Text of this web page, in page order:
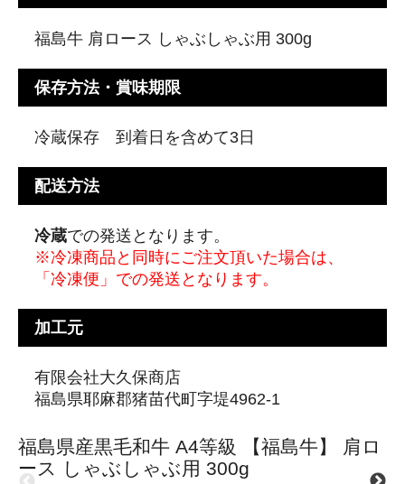
福島牛 肩ロース しゃぶしゃぶ用 300g
保存方法・賞味期限
冷蔵保存 到着日を含めて3日
配送方法
冷蔵での発送となります。
※冷凍商品と同時にご注文頂いた場合は、
「冷凍便」での発送となります。
加工元
有限会社大久保商店
福島県耶麻郡猪苗代町字堤4962-1
福島県産黒毛和牛 A4等級 【福島牛】 肩ロ
ース しゃぶしゃぶ用 300g